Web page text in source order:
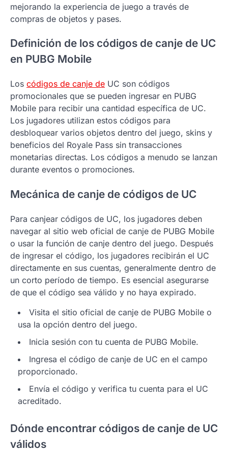
mejorando la experiencia de juego a través de
compras de objetos y pases.
Definición de los códigos de canje de UC
en PUBG Mobile
Los códigos de canje de UC son códigos
promocionales que se pueden ingresar en PUBG
Mobile para recibir una cantidad específica de UC.
Los jugadores utilizan estos códigos para
desbloquear varios objetos dentro del juego, skins y
beneficios del Royale Pass sin transacciones
monetarias directas. Los códigos a menudo se lanzan
durante eventos o promociones.
Mecánica de canje de códigos de UC
Para canjear códigos de UC, los jugadores deben
navegar al sitio web oficial de canje de PUBG Mobile
o usar la función de canje dentro del juego. Después
de ingresar el código, los jugadores recibirán el UC
directamente en sus cuentas, generalmente dentro de
un corto período de tiempo. Es esencial asegurarse
de que el código sea válido y no haya expirado.
Visita el sitio oficial de canje de PUBG Mobile o
usa la opción dentro del juego.
Inicia sesión con tu cuenta de PUBG Mobile.
Ingresa el código de canje de UC en el campo
proporcionado.
Envía el código y verifica tu cuenta para el UC
acreditado.
Dónde encontrar códigos de canje de UC
válidos